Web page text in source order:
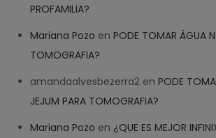
PROFAMILIA?
Mariana Pozo enPODE TOMAR ÁGUA
TOMOGRAFIA?
amandaalvesbezerra2 enPODE
JEJUM PARA TOMOGRAFIA?
Mariana Pozo en ¿QUE ES MEJOR